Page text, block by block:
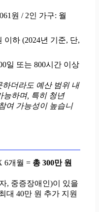
원 / 2인 가구: 월
이하 (2024년 기준, 단,
일 또는 800시간 이상
더라도 예산 범위 내
능하며, 특히 청년
여 가능성이 높습니
6개월 = 총 300만 원
, 중증장애인)이 있을
대 40만 원 추가 지원